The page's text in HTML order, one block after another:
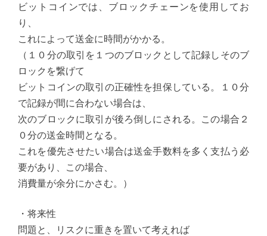
ビットコインでは、ブロックチェーンを使用してお
り、
これによって送金に時間がかかる。
（１０分の取引を１つのブロックとして記録しそのブ
ロックを繋げて
ビットコインの取引の正確性を担保している。１０分
で記録が間に合わない場合は、
次のブロックに取引が後ろ倒しにされる。この場合２
０分の送金時間となる。
これを優先させたい場合は送金手数料を多く支払う必
要があり、この場合、
消費量が余分にかさむ。）
・将来性
問題と、リスクに重きを置いて考えれば